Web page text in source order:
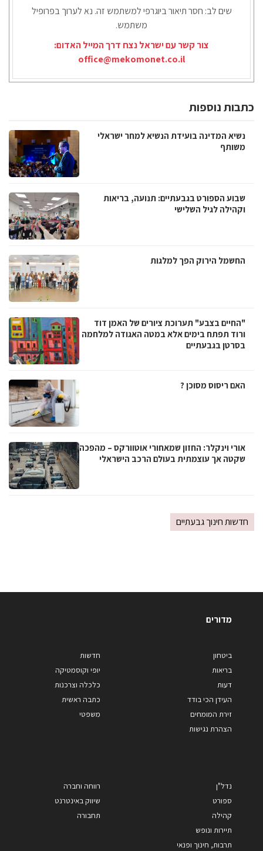
שים לב: חסר תיאור ביוגרפי למשתמש זה. נא לערוך בפרופיל
משתמש.
צור קשר עם ישראל נצח דרך המייל האדום:
office@mekomonet.co.il
כתבות נוספות
נשיא המדינה בועידת הנשיא למחר ישראלי
משותף
שבוע הספורט בגבעתיים: תנועה, בריאות
וקהילה לגיל השלישי
החשמל הירוק הפך למלגות
"החיים בצבע" תערוכת ציורים של האמן דוד
ורוד תפתח בימים אלא במטה האגודה למלחמה
בסרטן בגבעתיים
האם ריסוס מסוכן ?
אורי וינקלר: החזון שמאחורי אוטוורקס – מהפכה
שקטה אך עוצמתית בעולם הרכב הישראלי
חדשות חינוך גבעתיים
מדורים
ביטחון
בריאות
דעות
העידן הכי בודד
זירת המומחים
הצהרת נגישות
חדשות
יופי וקוסמטיקה
כלכלה וצרכנות
כתבה ראשית
משפטי
נדל"ן
ספורט
קהילה
תיירות ונופש
תרבות, חינוך ופנאי
רווחה וחברה
שיווק באינטרנט
תחבורה